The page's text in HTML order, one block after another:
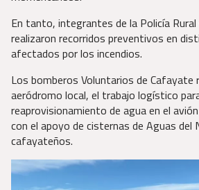
En tanto, integrantes de la Policía
realizaron recorridos preventivos en
afectados por los incendios.
Los bomberos Voluntarios de Cafayate
aeródromo local, el trabajo logístico
reaprovisionamiento de agua en el
con el apoyo de cisternas de Aguas del
cafayateños.